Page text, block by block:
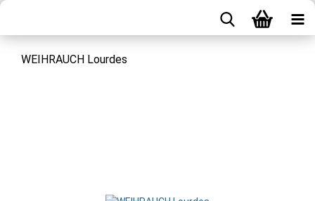
WEIHRAUCH Lourdes